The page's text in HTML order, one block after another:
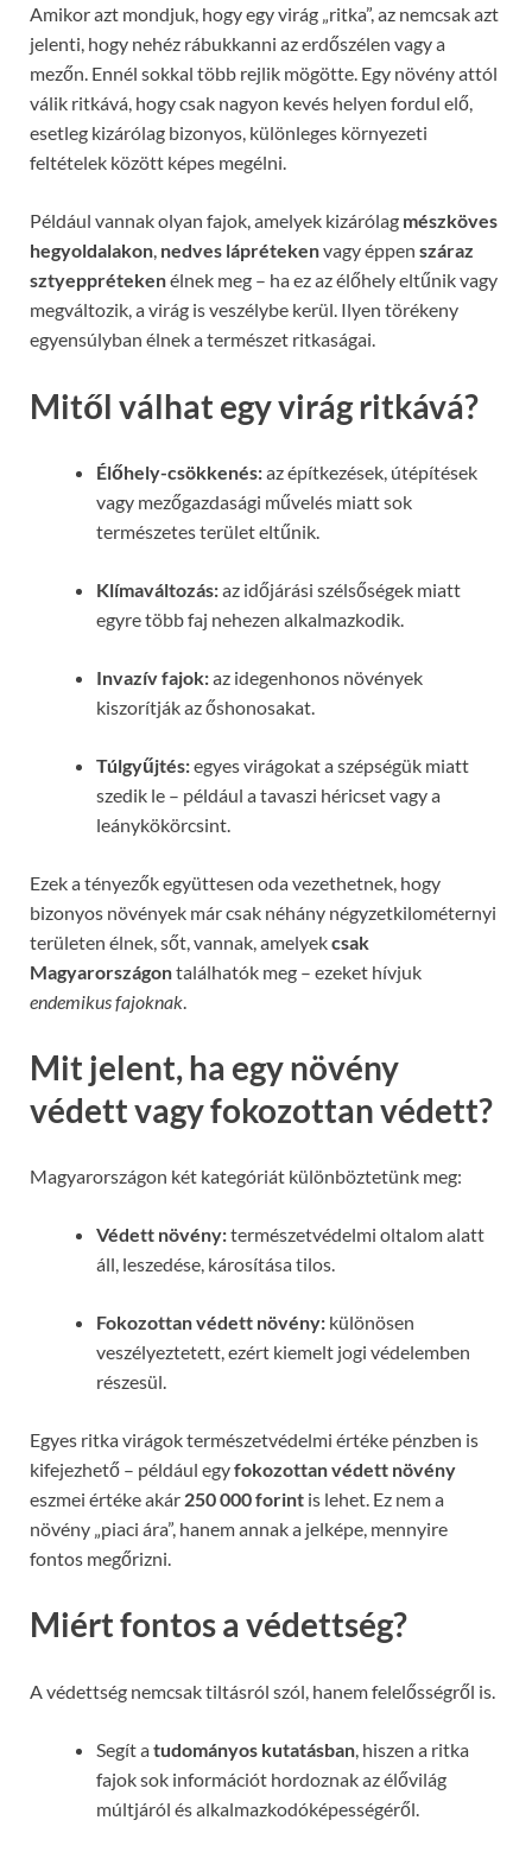
Amikor azt mondjuk, hogy egy virág „ritka”, az nemcsak azt
jelenti, hogy nehéz rábukkanni az erdőszélen vagy a
mezőn. Ennél sokkal több rejlik mögötte. Egy növény attól
válik ritkává, hogy csak nagyon kevés helyen fordul elő,
esetleg kizárólag bizonyos, különleges környezeti
feltételek között képes megélni.
Például vannak olyan fajok, amelyek kizárólag mészköves
hegyoldalakon, nedves láprétekenvagy éppen száraz
sztyepprétekenélnek meg – ha ez az élőhely eltűnik vagy
megváltozik, a virág is veszélybe kerül. Ilyen törékeny
egyensúlyban élnek a természet ritkaságai.
Mitől válhat egy virág ritkává?
Élőhely-csökkenés:az építkezések, útépítések
vagy mezőgazdasági művelés miatt sok
természetes terület eltűnik.
Klímaváltozás:az időjárási szélsőségek miatt
egyre több faj nehezen alkalmazkodik.
Invazív fajok:az idegenhonos növények
kiszorítják az őshonosakat.
Túlgyűjtés:egyes virágokat a szépségük miatt
szedik le – például a tavaszi héricset vagy a
leánykökörcsint.
Ezek a tényezők együttesen oda vezethetnek, hogy
bizonyos növények már csak néhány négyzetkilométernyi
területen élnek, sőt, vannak, amelyekcsak
Magyarországontalálhatók meg – ezeket hívjuk
endemikus fajoknak.
Mit jelent, ha egy növény
védett vagy fokozottan védett?
Magyarországon két kategóriát különböztetünk meg:
Védett növény:természetvédelmi oltalom alatt
áll, leszedése, károsítása tilos.
Fokozottan védett növény: különösen
veszélyeztetett, ezért kiemelt jogi védelemben
részesül.
Egyes ritka virágok természetvédelmi értéke pénzben is
kifejezhető – például egyfokozottan védett növény
eszmei értéke akár 250 000 forint is lehet. Ez nem a
növény „piaci ára”, hanem annak a jelképe, mennyire
fontos megőrizni.
Miért fontos a védettség?
A védettség nemcsak tiltásról szól, hanem felelősségről is.
Segít atudományos kutatásban , hiszen a ritka
fajok sok információt hordoznak az élővilág
múltjáról és alkalmazkodóképességéről.